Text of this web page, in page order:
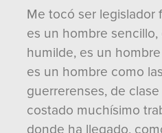
Me tocó ser legislador
es un hombre
humilde, es un
es un hombre como
guerrerenses, de
costado muchísimo
donde ha llegado,